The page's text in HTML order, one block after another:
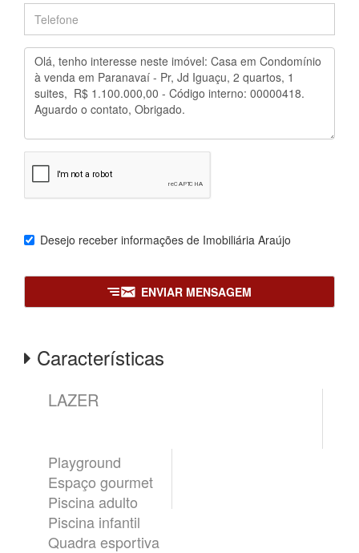
Desejo receber informações de Imobiliária Araújo
ENVIAR MENSAGEM
Características
LAZER
Playground
Espaço gourmet
Piscina adulto
Piscina infantil
Quadra esportiva